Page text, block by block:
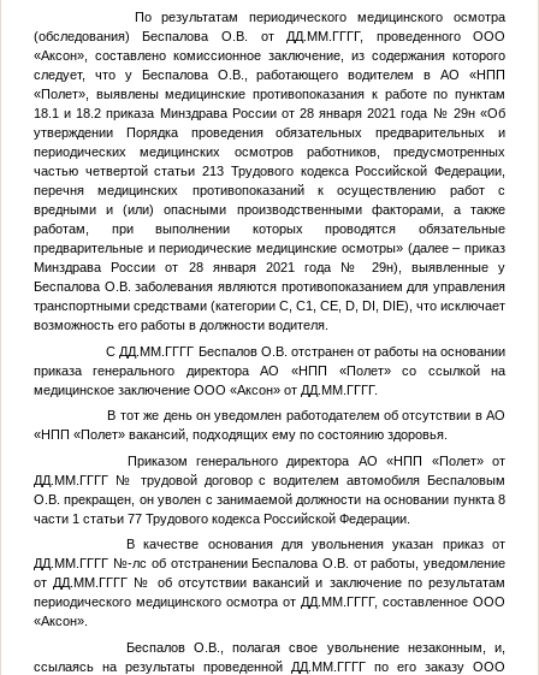
По результатам периодического медицинского осмотра
(обследования) Беспалова О.В. от ДД.ММ.ГГГГ, проведенного ООО
«Аксон», составлено комиссионное заключение, из содержания которого
следует, что у Беспалова О.В., работающего водителем в АО «НПП
«Полет», выявлены медицинские противопоказания к работе по пунктам
18.1 и 18.2 приказа Минздрава России от 28 января 2021 года № 29н «Об
утверждении Порядка проведения обязательных предварительных и
периодических медицинских осмотров работников, предусмотренных
частью четвертой статьи 213 Трудового кодекса Российской Федерации,
перечня медицинских противопоказаний к осуществлению работ с
вредными и (или) опасными производственными факторами, а также
работам, при выполнении которых проводятся обязательные
предварительные и периодические медицинские осмотры» (далее – приказ
Минздрава России от 28 января 2021 года № 29н), выявленные у
Беспалова О.В. заболевания являются противопоказанием для управления
транспортными средствами (категории С, С1, СЕ, D, DI, DIE), что исключает
возможность его работы в должности водителя.
С ДД.ММ.ГГГГ Беспалов О.В. отстранен от работы на основании
приказа генерального директора АО «НПП «Полет» со ссылкой на
медицинское заключение ООО «Аксон» от ДД.ММ.ГГГГ.
В тот же день он уведомлен работодателем об отсутствии в АО
«НПП «Полет» вакансий, подходящих ему по состоянию здоровья.
Приказом генерального директора АО «НПП «Полет» от
ДД.ММ.ГГГГ №
трудовой договор с водителем автомобиля Беспаловым
О.В. прекращен, он уволен с занимаемой должности на основании пункта 8
части 1 статьи 77 Трудового кодекса Российской Федерации.
В качестве основания для увольнения указан приказ от
ДД.ММ.ГГГГ №-лс об отстранении Беспалова О.В. от работы, уведомление
от ДД.ММ.ГГГГ №
об отсутствии вакансий и заключение по результатам
периодического медицинского осмотра от ДД.ММ.ГГГГ, составленное ООО
«Аксон».
Беспалов О.В., полагая свое увольнение незаконным, и,
ссылаясь на результаты проведенной ДД.ММ.ГГГГ по его заказу ООО